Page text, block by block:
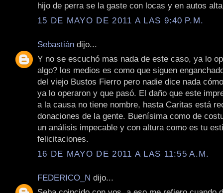
hijo de perra se la gaste con locas y en autos
15 DE MAYO DE 2011 A LAS 9:40 P.M.
Sebastián dijo...
Y no se escuchó mas nada de este caso, ya lo
algo? los medios es como que siguen
del viejo Bustos Fierro pero nadie dice nada
ya lo operaron y que pasó. El daño que este
a la causa no tiene nombre, hasta Caritas está
donaciones de la gente. Buenísima como de
un análisis impecable y con altura como es tu
felicitaciones.
16 DE MAYO DE 2011 A LAS 11:55 A.M.
FEDERICO_N dijo...